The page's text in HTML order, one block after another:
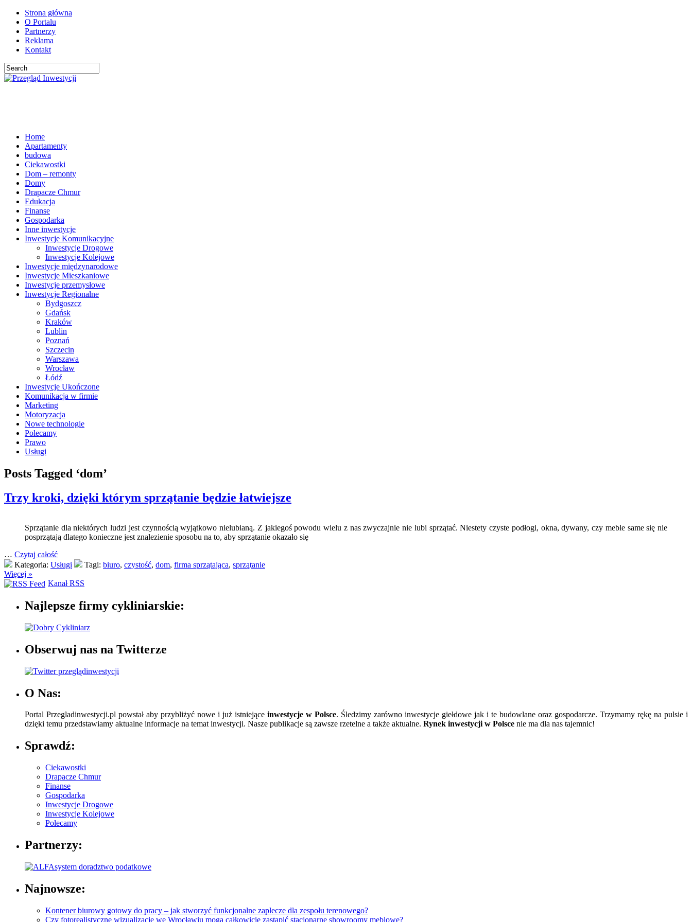
Strona główna
O Portalu
Partnerzy
Reklama
Kontakt
Home
Apartamenty
budowa
Ciekawostki
Dom – remonty
Domy
Drapacze Chmur
Edukacja
Finanse
Gospodarka
Inne inwestycje
Inwestycje Komunikacyjne
Inwestycje Drogowe
Inwestycje Kolejowe
Inwestycje międzynarodowe
Inwestycje Mieszkaniowe
Inwestycje przemysłowe
Inwestycje Regionalne
Bydgoszcz
Gdańsk
Kraków
Lublin
Poznań
Szczecin
Warszawa
Wrocław
Łódź
Inwestycje Ukończone
Komunikacja w firmie
Marketing
Motoryzacja
Nowe technologie
Polecamy
Prawo
Usługi
Posts Tagged ‘dom’
Trzy kroki, dzięki którym sprzątanie będzie łatwiejsze
Sprzątanie dla niektórych ludzi jest czynnością wyjątkowo nielubianą. Z jakiegoś powodu wielu z nas zwyczajnie nie lubi sprzątać. Niestety czyste podłogi, okna, dywany, czy meble same się nie
posprzątają dlatego konieczne jest znalezienie sposobu na to, aby sprzątanie okazało się
… Czytaj całość
Kategoria: Usługi Tagi: biuro, czystość, dom, firma sprzątająca, sprzątanie
Więcej »
Kanał RSS
Najlepsze firmy cykliniarskie:
Obserwuj nas na Twitterze
O Nas:
Portal Przegladinwestycji.pl powstał aby przybliżyć nowe i już istniejące inwestycje w Polsce. Śledzimy zarówno inwestycje giełdowe jak i te budowlane oraz gospodarcze. Trzymamy rękę na pulsie i
dzięki temu przedstawiamy aktualne informacje na temat inwestycji. Nasze publikacje są zawsze rzetelne a także aktualne. Rynek inwestycji w Polsce nie ma dla nas tajemnic!
Sprawdź:
Ciekawostki
Drapacze Chmur
Finanse
Gospodarka
Inwestycje Drogowe
Inwestycje Kolejowe
Polecamy
Partnerzy:
Najnowsze:
Kontener biurowy gotowy do pracy – jak stworzyć funkcjonalne zaplecze dla zespołu terenowego?
Czy fotorealistyczne wizualizacje we Wrocławiu mogą całkowicie zastąpić stacjonarne showroomy meblowe?